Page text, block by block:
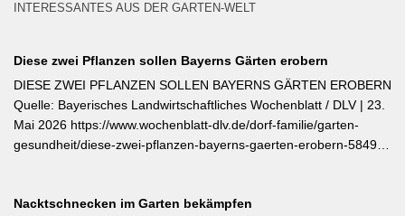
INTERESSANTES AUS DER GARTEN-WELT
Diese zwei Pflanzen sollen Bayerns Gärten erobern
DIESE ZWEI PFLANZEN SOLLEN BAYERNS GÄRTEN EROBERN
Quelle: Bayerisches Landwirtschaftliches Wochenblatt / DLV | 23.
Mai 2026 https://www.wochenblatt-dlv.de/dorf-familie/garten-
gesundheit/diese-zwei-pflanzen-bayerns-gaerten-erobern-584991
gemusterten Blüten, die ohne Ausputzen von Frühsommer bis
Nacktschnecken im Garten bekämpfen